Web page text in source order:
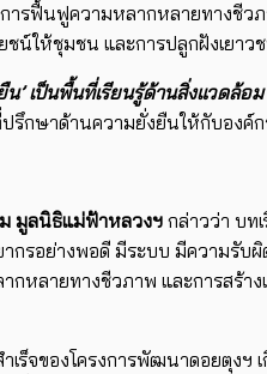
ฟื้นฟูความหลากหลายทางชีว
น์ให้ชุมชน และการปลูกฝังเยา
’ เป็นพื้นที่เรียนรู้ด้านสิ่งแวด
กษาด้านความยั่งยืนให้กับองค์
มูลนิธิแม่ฟ้าหลวงฯ กล่าวว่า บท
กรอย่างพอดี มีระบบ มีความรั
หลายทางชีวภาพ และการสร้า
เร็จของโครงการพัฒนาดอยตุงฯ